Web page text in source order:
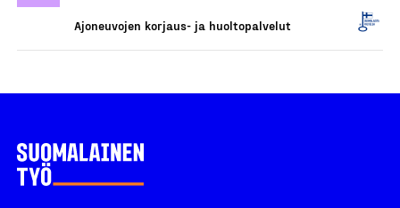
Ajoneuvojen korjaus- ja huoltopalvelut